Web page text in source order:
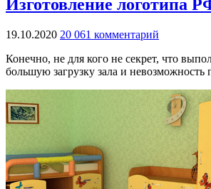
Изготовление логотипа
19.10.2020 20 061 комментарий
Конечно, не для кого не секрет, что
большую загрузку зала и невозможность